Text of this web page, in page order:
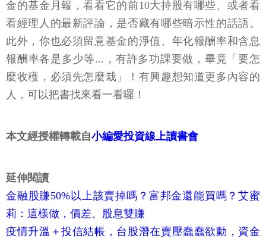
金的基金月報，看看它的前10大持股有哪些、或者看
看經理人的最新評論，是否藏有哪些暗示性的話語。
此外，你也必須留意基金的淨值、年化報酬率和含息
報酬率各是多少等...，有許多功課要做，畢竟「要怎
麼收穫，必須先怎麼栽」！有興趣想知道更多內容的
人，可以把書找來看一看囉！
本文經授權轉載自小編愛投資線上讀書會
延伸閱讀
金融股賺50%以上該賣掉嗎？富邦金還能買嗎？艾蜜
莉：這樣做，價差、股息雙賺
疫情升溫＋投信結帳，台股潛在賣壓蠢蠢欲動，資金